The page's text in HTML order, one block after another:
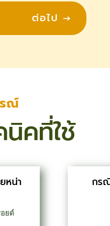
ต่อไป →
ณ์
นิคที่ใช้
หน่า
ยด์
กร